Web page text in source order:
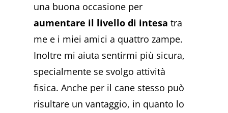
una buona occasione per
aumentare il livello di intesa tra
me e i miei amici a quattro zampe.
Inoltre mi aiuta sentirmi più sicura,
specialmente se svolgo attività
fisica. Anche per il cane stesso può
risultare un vantaggio, in quanto lo